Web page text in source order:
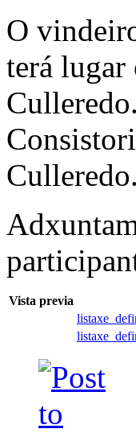
O
terá lugar
Culleredo.
Vista previa